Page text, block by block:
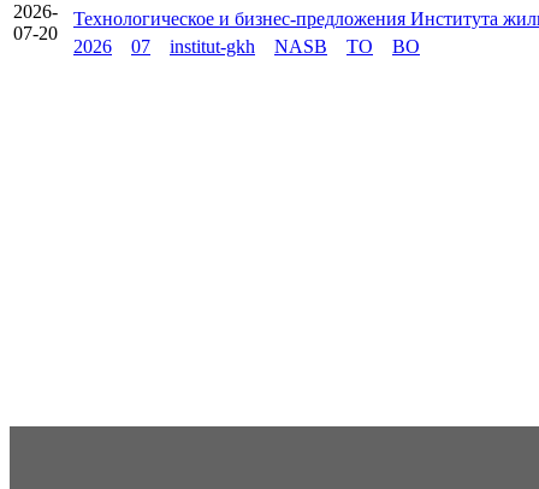
2026-
07-20
Технологическое и бизнес-предложения Института
2026
07 institut-gkh NASB TO BO